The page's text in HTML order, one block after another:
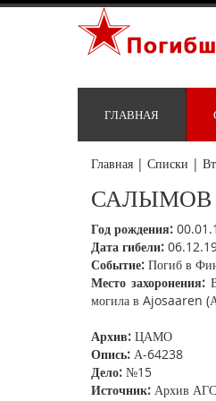
ГЛАВНАЯ
Главная | Списки |
САЛЫМОВ
Год рождения:
Дата гибели:
Событие: Погиб в
Место захоронения:
могила в Ajosaaren
Архив: ЦАМО
Опись: А-64238
Дело: №15
Источник: Архив